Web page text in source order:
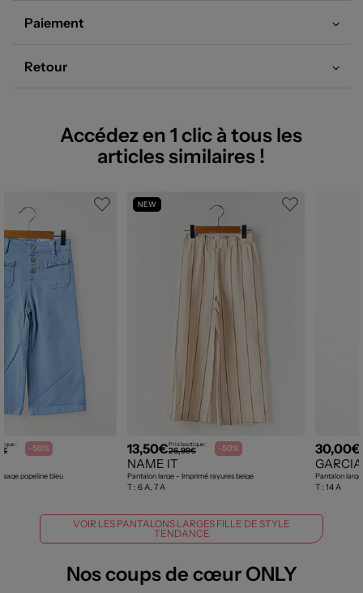
Paiement
Retour
Accédez en 1 clic à tous les
articles similaires !
: -50%
popeline bleu
NEW
13,50€Prix boutique :
26,99€ -50%
NAME IT
Pantalon large - Imprimé rayures beige
T : 6 A, 7 A
30,00€
GARCIA
Pantalon
T : 14 A
VOIR LES PANTALONS LARGES FILLE DE STYLE
TENDANCE
Nos coups de cœur ONLY